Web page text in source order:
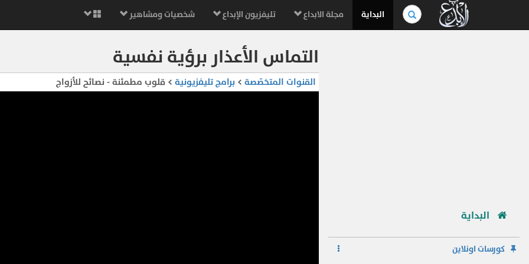
بحث
في
الموسوعة..
البداية مجلة الابداع تليفزيون الإبداع شخصيات ومشاهير
البداية
كورسات اونلاين
التماس الأعذار برؤية نفسية
القنوات المتخصّصة > برامج تليفزيونية > قلوب مطمئنة - نصائح للأزواج